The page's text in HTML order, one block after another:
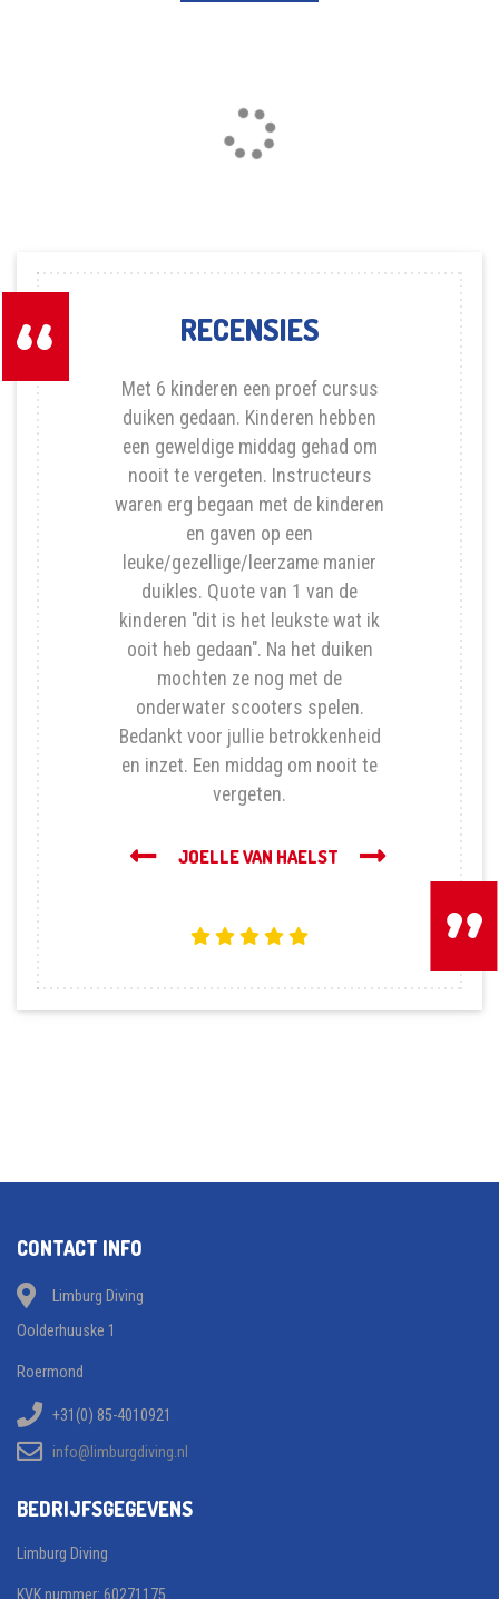
RECENSIES
Met 6 kinderen een proef cursus
duiken gedaan. Kinderen hebben
een geweldige middag gehad om
nooit te vergeten. Instructeurs
waren erg begaan met de kinderen
en gaven op een
leuke/gezellige/leerzame manier
duikles. Quote van 1 van de
kinderen "dit is het leukste wat ik
ooit heb gedaan". Na het duiken
mochten ze nog met de
onderwater scooters spelen.
Bedankt voor jullie betrokkenheid
en inzet. Een middag om nooit te
vergeten.
Volgende
JOELLE VAN HAELST
CONTACT INFO
Limburg Diving
Oolderhuuske 1
Roermond
+31(0) 85-4010921
info@limburgdiving.nl
BEDRIJFSGEGEVENS
Limburg Diving
KVK nummer: 60271175